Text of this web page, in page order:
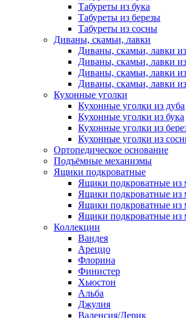
Табуреты из бука
Табуреты из березы
Табуреты из сосны
Диваны, скамьи, лавки
Диваны, скамьи, лавки
Диваны, скамьи, лавки
Диваны, скамьи, лавки
Диваны, скамьи, лавки
Кухонные уголки
Кухонные уголки из дуба
Кухонные уголки из бука
Кухонные уголки из
Кухонные уголки из
Ортопедическое основание
Подъёмные механизмы
Ящики подкроватные
Ящики подкроватные из
Ящики подкроватные из
Ящики подкроватные из
Ящики подкроватные из
Коллекции
Вандея
Ареццо
Флорина
Финистер
Хьюстон
Альба
Джулия
Валенсия/Дерик